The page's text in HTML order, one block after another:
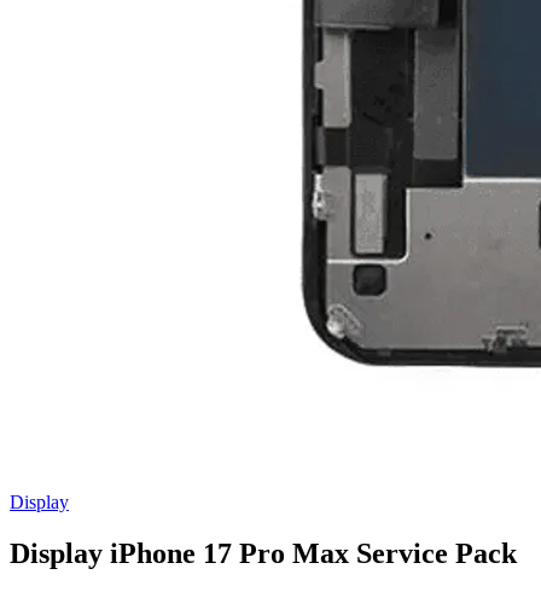
Display
Display iPhone 17 Pro Max Service Pack